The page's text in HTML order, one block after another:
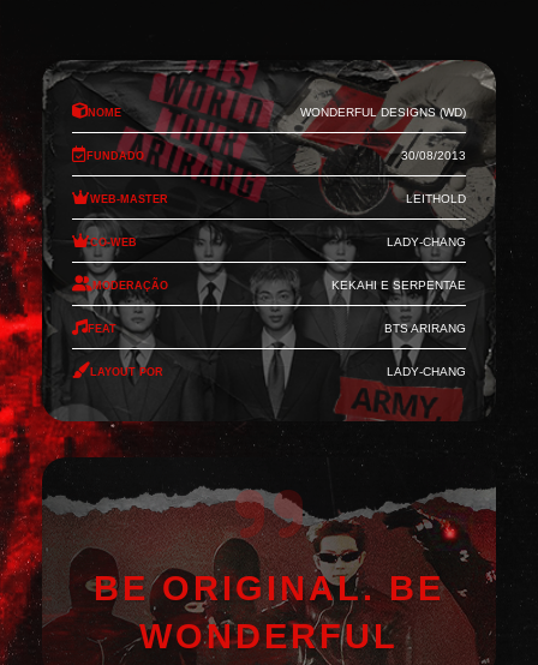
Nome Wonderful Designs (WD)
Fundado 30/08/2013
Web-Master Leithold
Co-Web Lady-Chang
Moderação Kekahi e Serpentae
Feat BTS Arirang
Layout por Lady-Chang
BE ORIGINAL. BE
WONDERFUL